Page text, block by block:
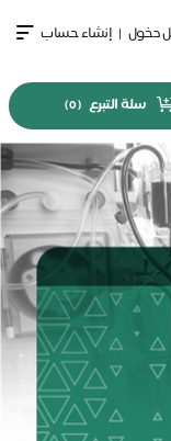
| إنشاء حساب
التبرع (
0
)